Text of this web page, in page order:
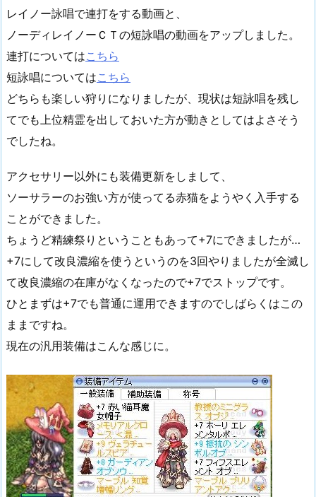
レイノー詠唱で連打をする動画と、
ノーディレイノーＣＴの短詠唱の動画をアップしました。
連打についてはこちら
短詠唱についてはこちら
どちらも楽しい狩りになりましたが、現状は短詠唱を残し
てでも上位精霊を出しておいた方が動きとしてはよさそう
でしたね。
アクセサリー以外にも装備更新をしまして、
ソーサラーのお強い方が使ってる赤猫をようやく入手する
ことができました。
ちょうど精練祭りということもあって+7にできましたが…
+7にして改良濃縮を使うというのを3回やりましたが全滅し
て改良濃縮の在庫がなくなったので+7でストップです。
ひとまずは+7でも普通に運用できますのでしばらくはこの
ままですね。
現在の汎用装備はこんな感じに。